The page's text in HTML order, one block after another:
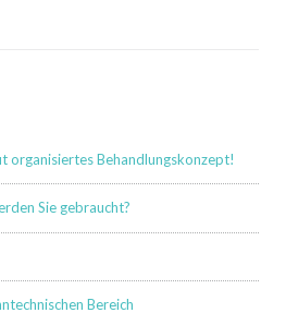
organisiertes Behandlungskonzept!
Sie gebraucht?
Bereich